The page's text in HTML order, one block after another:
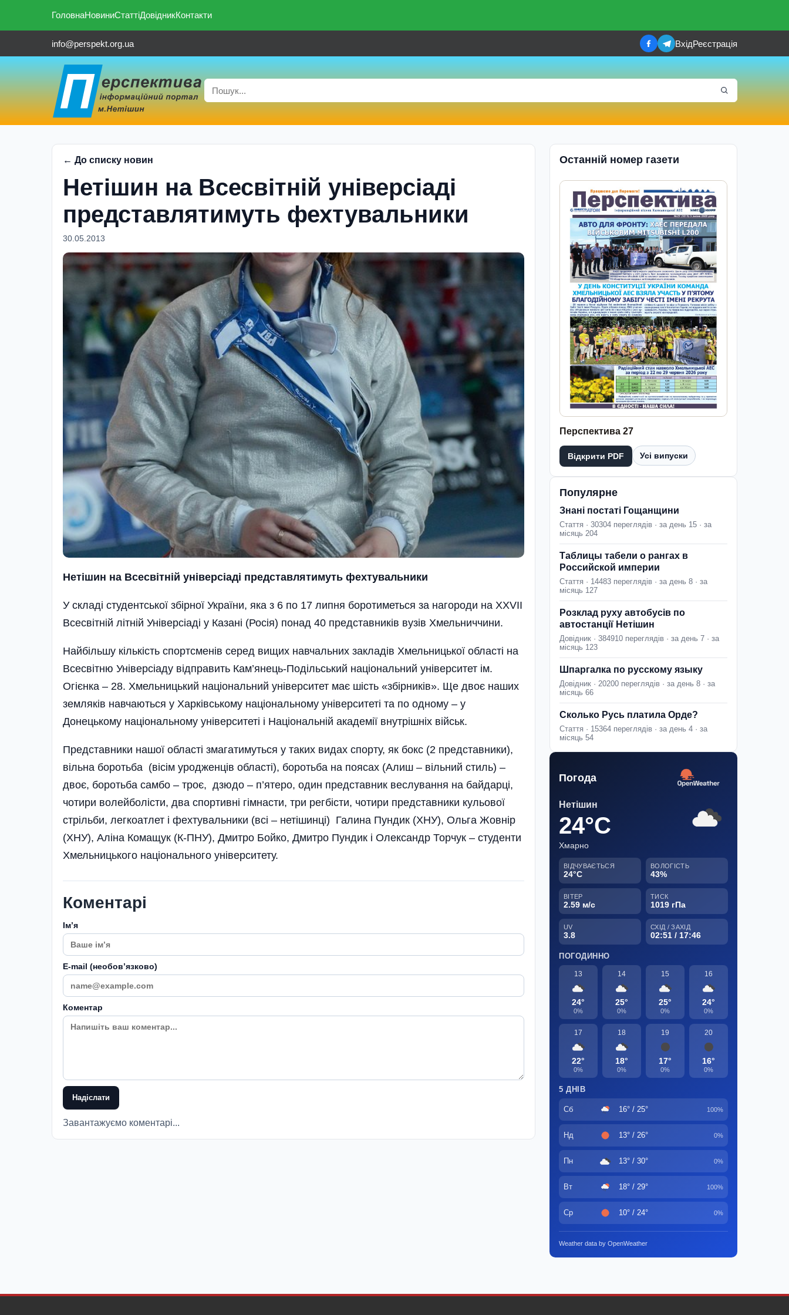
ГоловнаНовиниСтаттіДовідникКонтакти
info@perspekt.org.ua ВхідРеєстрація
← До списку новин
Нетішин на Всесвітній універсіаді
представлятимуть фехтувальники
30.05.2013
Нетішин на Всесвітній універсіаді представлятимуть фехтувальники
У складі студентської збірної України, яка з 6 по 17 липня боротиметься за нагороди на ХХVІІ
Все­світній літній Універсіаді у Казані (Росія) понад 40 представників вузів Хмельниччини.
Найбільшу кількість спортсменів серед вищих навчальних закладів Хме­ль­ницької області на
Всесвітню Універсіаду відправить Кам’янець-Поділь­ський національний університет ім.
Огієнка – 28. Хмельницький національний університет має шість «збірників». Ще двоє наших
земляків навчаються у Харківському національному університеті та по одному – у
Донецькому національному університеті і Національній академії внутрішніх військ.
Представники нашої області змагатимуться у таких видах спорту, як бокс (2 представники),
вільна боротьба (вісім уродже­нців області), боротьба на поясах (Алиш – вільний стиль) –
двоє, боротьба са­м­бо – троє, дзюдо – п’ятеро, один представник веслування на байдарці,
чотири волейболісти, два спортивні гім­насти, три регбісти, чотири представники кульової
стрі­льби, легкоатлет і фехтувальники (всі – нетішинці) Галина Пундик (ХНУ), Ольга Жовнір
(ХНУ), Аліна Комащук (К-ПНУ), Дмитро Бойко, Дмитро Пундик і Олександр Торчук – студенти
Хмельницького національного університету.
Коментарі
Імʼя
E-mail (необовʼязково)
Коментар
Надіслати
Завантажуємо коментарі...
Останній номер газети
Перспектива 27
Відкрити PDF Усі випуски
Популярне
Знані постаті Гощанщини
Стаття · 30304 переглядів · за день 15 · за
місяць 204
Таблицы табели о рангах в
Российской империи
Стаття · 14483 переглядів · за день 8 · за
місяць 127
Розклад руху автобусів по
автостанції Нетішин
Довідник · 384910 переглядів · за день 7 · за
місяць 123
Шпаргалка по русскому языку
Довідник · 20200 переглядів · за день 8 · за
місяць 66
Сколько Русь платила Орде?
Стаття · 15364 переглядів · за день 4 · за
місяць 54
Погода
Нетішин
24°C
Хмарно
ВІДЧУВАЄТЬСЯ
24°C
ВОЛОГІСТЬ
43%
ВІТЕР
2.59 м/с
ТИСК
1019 гПа
UV
3.8
СХІД / ЗАХІД
02:51 / 17:46
ПОГОДИННО
13
24°
0%
14
25°
0%
15
25°
0%
16
24°
0%
17
22°
0%
18
18°
0%
19
17°
0%
20
16°
0%
5 ДНІВ
Сб 16° / 25° 100%
Нд 13° / 26° 0%
Пн 13° / 30° 0%
Вт 18° / 29° 100%
Ср 10° / 24° 0%
Weather data by OpenWeather